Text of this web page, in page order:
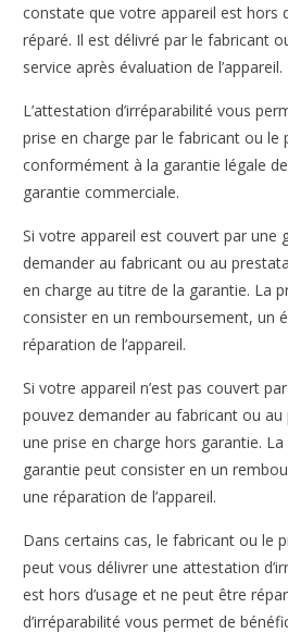
constate que votre appareil est hors
réparé. Il est délivré par le fabricant
service après évaluation de l’appareil.
L’attestation d’irréparabilité vous
prise en charge par le fabricant ou le
conformément à la garantie légale
garantie commerciale.
Si votre appareil est couvert par une
demander au fabricant ou au
en charge au titre de la garantie. La
consister en un remboursement, un
réparation de l’appareil.
Si votre appareil n’est pas couvert
pouvez demander au fabricant ou au
une prise en charge hors garantie.
garantie peut consister en un
une réparation de l’appareil.
Dans certains cas, le fabricant ou le
peut vous délivrer une attestation
est hors d’usage et ne peut être
d’irréparabilité vous permet de